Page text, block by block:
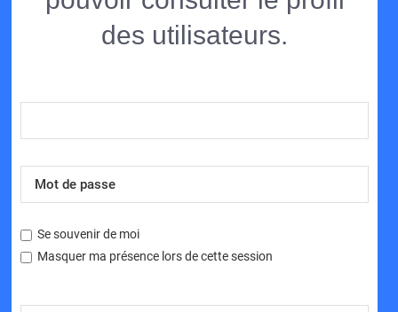
des utilisateurs.
Se souvenir de moi
Masquer ma présence lors de cette session